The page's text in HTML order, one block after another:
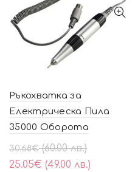
Ръкохватка за
Електрическа Пила
35000 Оборота
30.68€ (60.00 лв.)
Original
price
25.05€ (49.00 лв.)
Текущата
цена